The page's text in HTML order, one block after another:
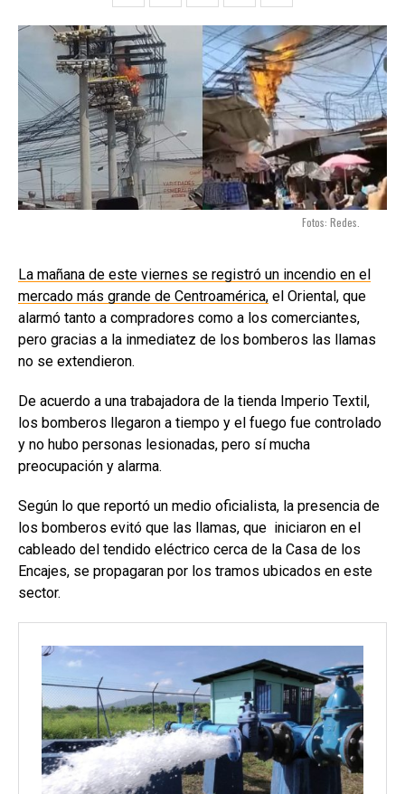
Fotos: Redes.
La mañana de este viernes se registró un incendio en el
mercado más grande de Centroamérica, el Oriental, que
alarmó tanto a compradores como a los comerciantes,
pero gracias a la inmediatez de los bomberos las llamas
no se extendieron.
De acuerdo a una trabajadora de la tienda Imperio Textil,
los bomberos llegaron a tiempo y el fuego fue controlado
y no hubo personas lesionadas, pero sí mucha
preocupación y alarma.
Según lo que reportó un medio oficialista, la presencia de
los bomberos evitó que las llamas, que iniciaron en el
cableado del tendido eléctrico cerca de la Casa de los
Encajes, se propagaran por los tramos ubicados en este
sector.